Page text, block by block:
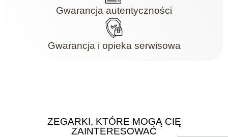
Gwarancja autentyczności
Gwarancja i opieka serwisowa
ZEGARKI, KTÓRE MOGĄ CIĘ
ZAINTERESOWAĆ